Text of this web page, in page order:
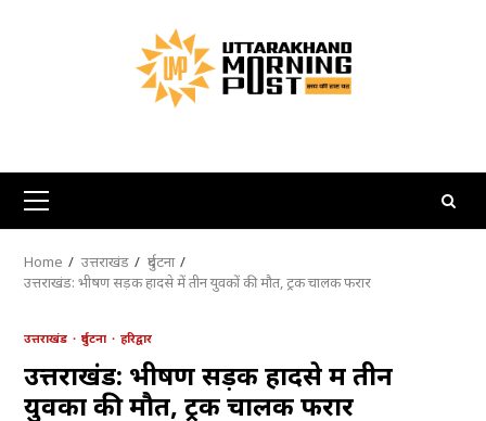
Primary
Menu
Home उत्तराखंड
दुर्घटना
उत्तराखंड: भीषण सड़क हादसे में तीन युवकों की मौत, ट्रक चालक फरार
उत्तराखंड दुर्घटना हरिद्वार
उत्तराखंड: भीषण सड़क हादसे में तीन
युवकों की मौत, ट्रक चालक फरार